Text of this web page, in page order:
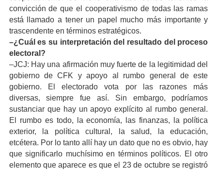
convicción de que el cooperativismo de todas las ramas
está llamado a tener un papel mucho más importante y
trascendente en términos estratégicos.
–¿Cuál es su interpretación del resultado del proceso
electoral?
–JCJ: Hay una afirmación muy fuerte de la legitimidad del
gobierno de CFK y apoyo al rumbo general de este
gobierno. El electorado vota por las razones más
diversas, siempre fue así. Sin embargo, podríamos
sustanciar que hay un apoyo explícito al rumbo general.
El rumbo es todo, la economía, las finanzas, la política
exterior, la política cultural, la salud, la educación,
etcétera. Por lo tanto allí hay un dato que no es obvio, hay
que significarlo muchísimo en términos políticos. El otro
elemento que aparece es que el 23 de octubre se registró